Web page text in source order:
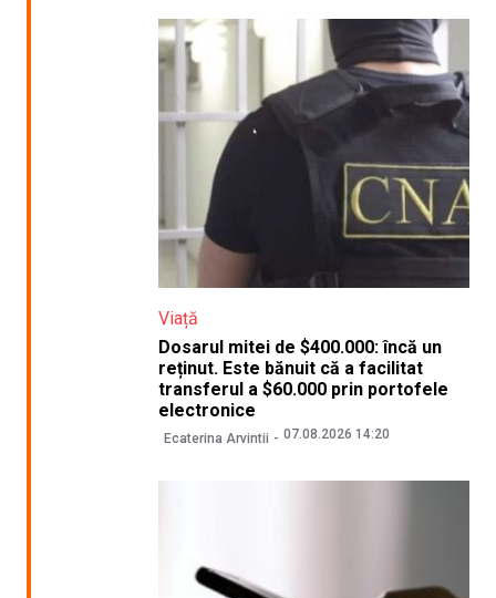
Viață
Dosarul mitei de $400.000: încă un
reținut. Este bănuit că a facilitat
transferul a $60.000 prin portofele
electronice
Ecaterina Arvintii 07.08.2026 14:20